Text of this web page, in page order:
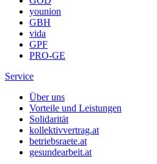
younion
GBH
vida
GPF
PRO-GE
Service
Über uns
Vorteile und Leistungen
Solidarität
kollektivvertrag.at
betriebsraete.at
gesundearbeit.at